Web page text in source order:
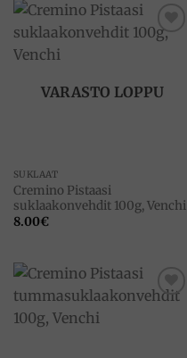
Add to
VARASTO LOPPU
SUKLAAT
Cremino Pistaasi
suklaakonvehdit 100g, Venchi
8.00€